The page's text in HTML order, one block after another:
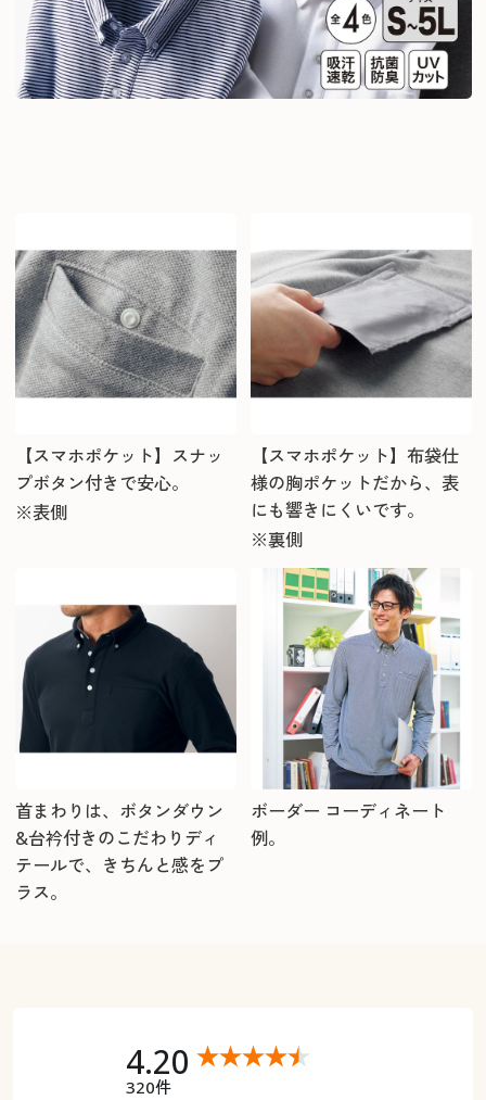
【スマホポケット】スナッ
プボタン付きで安心。
※表側
【スマホポケット】布袋仕
様の胸ポケットだから、表
にも響きにくいです。
※裏側
首まわりは、ボタンダウン
&台衿付きのこだわりディ
テールで、きちんと感をプ
ラス。
ボーダー コーディネート
例。
4.20
320件